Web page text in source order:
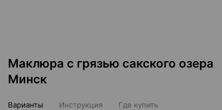
Маклюра с грязью сакского озера
Минск
Варианты Инструкция Где купить